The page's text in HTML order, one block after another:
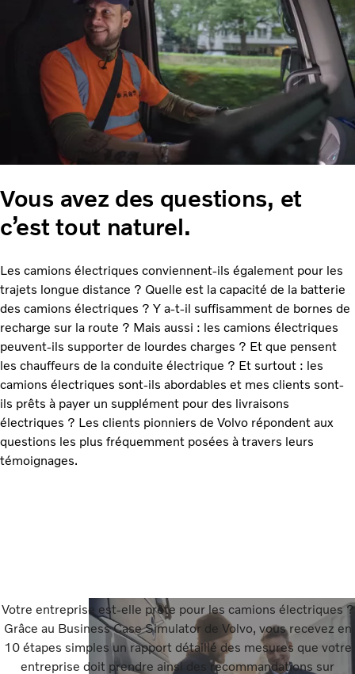
Vous avez des questions, et
c’est tout naturel.
Les camions électriques conviennent-ils également pour les
trajets longue distance ? Quelle est la capacité de la batterie
des camions électriques ? Y a-t-il suffisamment de bornes de
recharge sur la route ? Mais aussi : les camions électriques
peuvent-ils supporter de lourdes charges ? Et que pensent
les chauffeurs de la conduite électrique ? Et surtout : les
camions électriques sont-ils abordables et mes clients sont-
ils prêts à payer un supplément pour des livraisons
électriques ? Les clients pionniers de Volvo répondent aux
questions les plus fréquemment posées à travers leurs
témoignages.
Votre entreprise est-elle prête pour les camions électriques ?
Grâce au Business Case Simulator de Volvo, vous recevez en
10 étapes simples un rapport détaillé des mesures que votre
entreprise doit prendre ainsi des recommandations sur